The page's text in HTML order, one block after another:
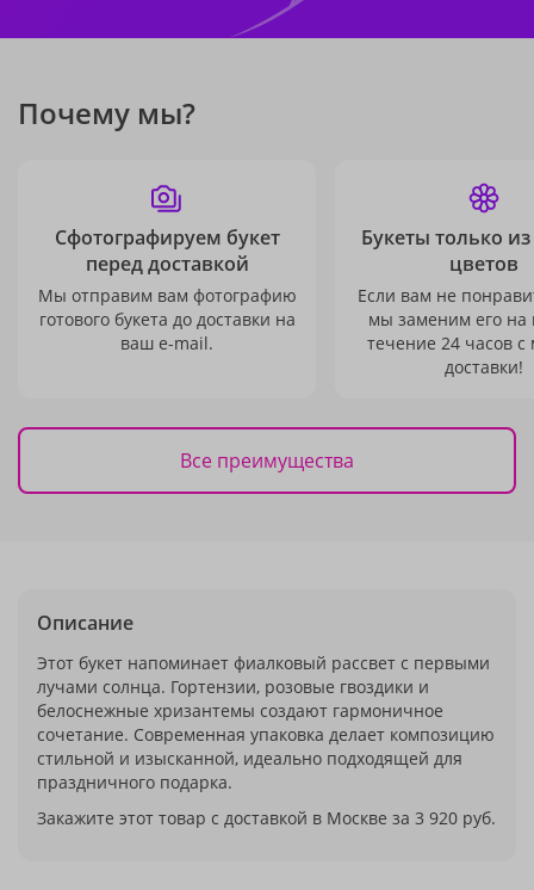
Почему мы?
Сфотографируем букет
перед доставкой
Мы отправим вам фотографию
готового букета до доставки на
ваш e-mail.
Букеты только
цветов
Если вам не
мы заменим его на
течение 24 часов с
доставки!
Все преимущества
Описание
Этот букет напоминает фиалковый рассвет с первыми
лучами солнца. Гортензии, розовые гвоздики и
белоснежные хризантемы создают гармоничное
сочетание. Современная упаковка делает композицию
стильной и изысканной, идеально подходящей для
праздничного подарка.
Закажите этот товар с доставкой в Москве за 3 920 руб.